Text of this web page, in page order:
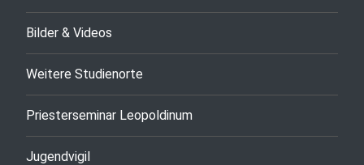
Bilder & Videos
Weitere Studienorte
Priesterseminar Leopoldinum
Jugendvigil